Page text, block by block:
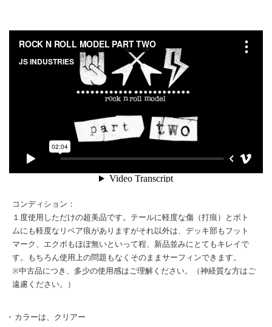
ROCK N ROLL MODEL PART TWOfrom JS INDUSTRIES Vimeo
コンディション：
１度使用しただけの超美品です。テールに軽度な傷（打痕）とボト
ムにも軽度なリペア痕がありますがそれ以外は、デッキ部もフット
マーク、エクボもほぼ無いといって程、新品並みにとてもキレイで
す。もちろん使用上の問題もなくそのままサーフィンできます。
※中古品につき、多少の使用感はご理解ください。（神経質な方はご
遠慮ください。）
カラーは、クリアー